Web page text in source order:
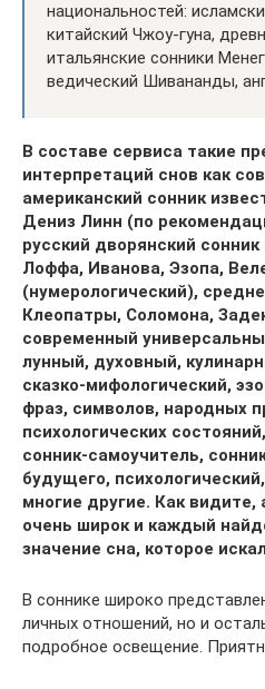
национальностей:
китайский Чжоу-гуна,
итальянские сонники
ведический Шивананды,
В составе сервиса такие
интерпретаций снов как
американский сонник
Дениз Линн (по
русский дворянский
Лоффа, Иванова, Эзопа,
(нумерологический),
Клеопатры, Соломона,
современный
лунный, духовный,
сказко-мифологический,
фраз, символов, народных
психологических
сонник-самоучитель,
будущего,
многие другие. Как видите,
очень широк и каждый
значение сна, которое
В соннике широко
личных отношений, но и
подробное освещение.